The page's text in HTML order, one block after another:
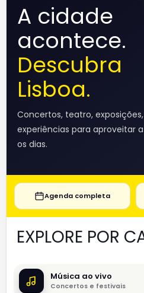
A cidade
acontece.
Descubra
Lisboa.
Concertos, teatro,
experiências para aproveitar
os dias.
Agenda completa
EXPLORE POR
Música ao vivo
Concertos e festivais